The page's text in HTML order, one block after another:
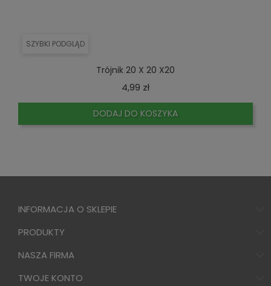
SZYBKI PODGLĄD
Trójnik 20 X 20 X20
4,99 złCena
DODAJ DO KOSZYKA
INFORMACJA O SKLEPIE
PRODUKTY
NASZA FIRMA
TWOJE KONTO